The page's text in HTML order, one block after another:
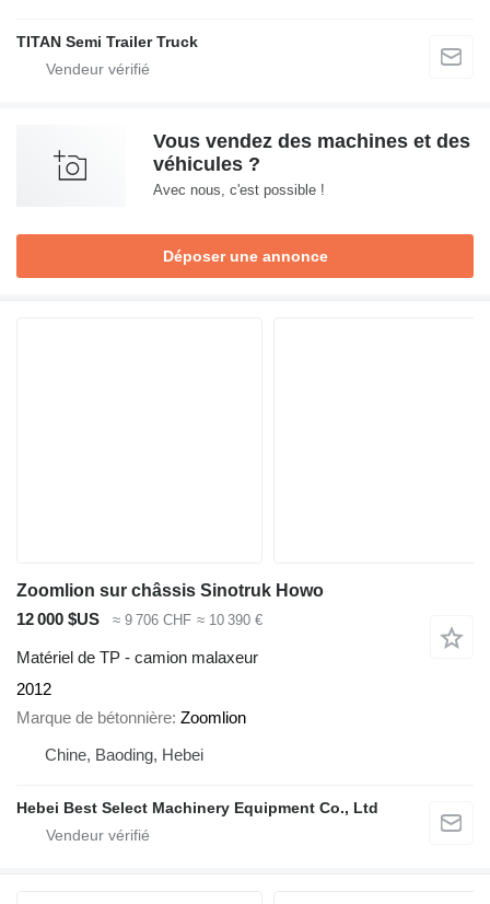
TITAN Semi Trailer Truck
Vous vendez des machines et des
véhicules ?
Avec nous, c'est possible !
Déposer une annonce
Zoomlion sur châssis Sinotruk Howo
12 000 $US
≈ 9 706 CHF ≈ 10 390 €
Matériel de TP - camion malaxeur
2012
Marque de bétonnière Zoomlion
Chine, Baoding, Hebei
Hebei Best Select Machinery Equipment Co., Ltd